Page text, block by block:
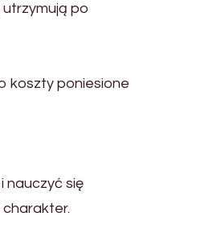
utrzymują po
koszty poniesione
nauczyć się
charakter.